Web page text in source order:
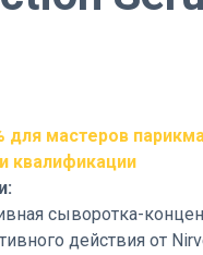
для мастеров
квалификации
сыворотка-
действия от